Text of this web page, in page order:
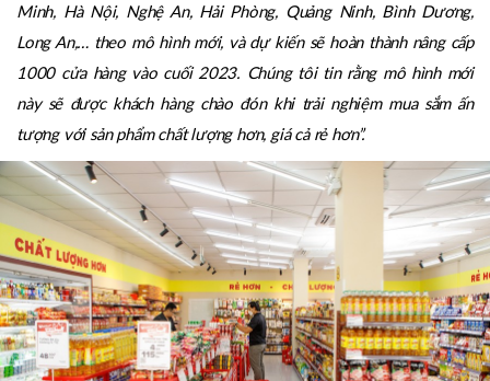
“Hiện chúng tôi đã tiến hành cải tạo được 279 cửa hàng
WinMart+ tại khu vực nông thôn và vùng ven của TP. Hồ Chí
Minh, Hà Nội, Nghệ An, Hải Phòng, Quảng Ninh, Bình Dương,
Long An,… theo mô hình mới, và dự kiến sẽ hoàn thành nâng cấp
1000 cửa hàng vào cuối 2023. Chúng tôi tin rằng mô hình mới
này sẽ được khách hàng chào đón khi trải nghiệm mua sắm ấn
tượng với sản phẩm chất lượng hơn, giá cả rẻ hơn”.